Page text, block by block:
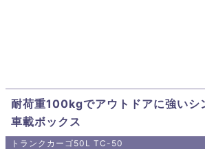
耐荷重100kgでアウトドアに強いシ
車載ボックス
トランクカーゴ50L TC-50